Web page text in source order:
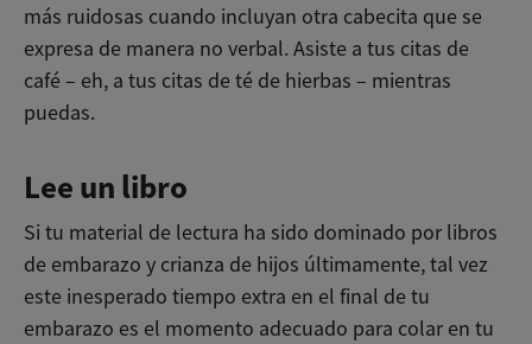
más ruidosas cuando incluyan otra cabecita que se
expresa de manera no verbal. Asiste a tus citas de
café – eh, a tus citas de té de hierbas – mientras
puedas.
Lee un libro
Si tu material de lectura ha sido dominado por libros
de embarazo y crianza de hijos últimamente, tal vez
este inesperado tiempo extra en el final de tu
embarazo es el momento adecuado para colar en tu